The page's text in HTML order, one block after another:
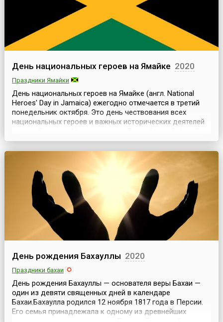
День национальных героев на Ямайке 2020
Праздники Ямайки
День национальных героев на Ямайке (англ. National
Heroes' Day in Jamaica) ежегодно отмечается в третий
понедельник октября. Это день чествования всех
национальных героев и важных исторических деятелей
National Hero) награждаются граждане Ямайки за
выдающиеся заслуги перед страной — заслуги наиболее
значимого для Ямайки характера. Орден являет...
День рождения Бахауллы 2020
Праздники бахаи
День рождения Бахауллы — основателя веры Бахаи —
один из девяти священных дней в календаре
Бахаи.Бахаулла родился 12 ноября 1817 года в Персии.
Его семья принадлежала к одному из древнейших